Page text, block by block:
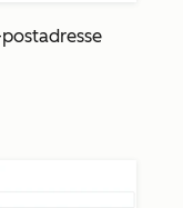
postadresse